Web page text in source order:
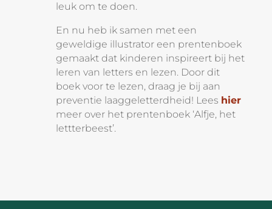
leuk om te doen.
En nu heb ik samen met een
geweldige illustrator een prentenboek
gemaakt dat kinderen inspireert bij het
leren van letters en lezen. Door dit
boek voor te lezen, draag je bij aan
preventie laaggeletterdheid! Lees hier
meer over het prentenboek ‘Alfje, het
lettterbeest’.